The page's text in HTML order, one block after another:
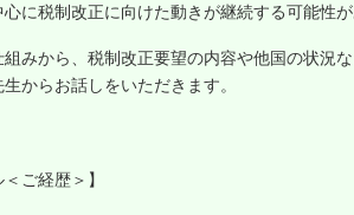
に税制改正に向けた動きが継続する可能性が
みから、税制改正要望の内容や他国の状況
からお話しをいただきます。
ご経歴＞】